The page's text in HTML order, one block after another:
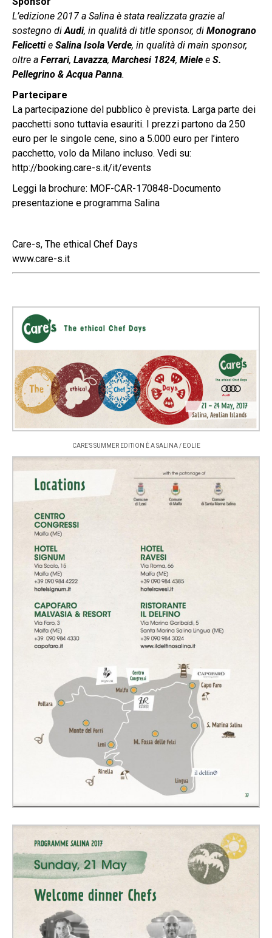
L’edizione 2017 a Salina è stata realizzata grazie al
sostegno diAudi, in qualità di title sponsor, di Monograno
Felicettie Salina Isola Verde, in qualità di main sponsor,
oltre a Ferrari, Lavazza, Marchesi 1824, Miele e S.
Pellegrino & Acqua Panna.
Partecipare
La partecipazione del pubblico è prevista. Larga parte dei
pacchetti sono tuttavia esauriti. I prezzi partono da 250
euro per le singole cene, sino a 5.000 euro per l’intero
pacchetto, volo da Milano incluso. Vedi su:
http://booking.care-s.it/it/events
Leggi la brochure: MOF-CAR-170848-Documento
presentazione e programma Salina
Care-s, The ethical Chef Days
www.care-s.it
CARE’S SUMMER EDITION È A SALINA / EOLIE